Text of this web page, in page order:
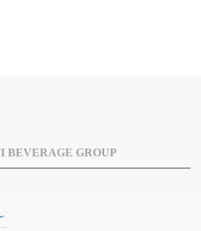
BEVERAGE GROUP